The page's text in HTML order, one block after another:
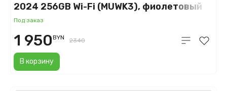
2024 256GB Wi-Fi (MUWK3), фиолетовый
(Purple)
Под заказ
В корзину
1 950BYN 2340